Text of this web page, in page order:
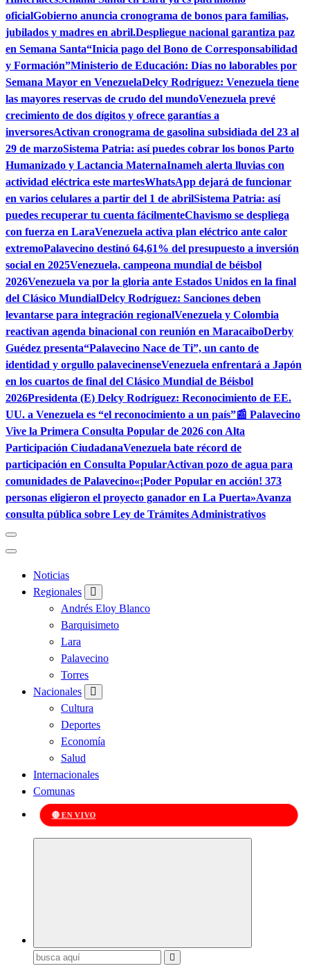
oficialGobierno anuncia cronograma de bonos para familias,
jubilados y madres en abril.Despliegue nacional garantiza paz
en Semana Santa“Inicia pago del Bono de Corresponsabilidad
y Formación”Ministerio de Educación: Días no laborables por
Semana Mayor en VenezuelaDelcy Rodríguez: Venezuela tiene
las mayores reservas de crudo del mundoVenezuela prevé
crecimiento de dos dígitos y ofrece garantías a
inversoresActivan cronograma de gasolina subsidiada del 23 al
29 de marzoSistema Patria: así puedes cobrar los bonos Parto
Humanizado y Lactancia MaternaInameh alerta lluvias con
actividad eléctrica este martesWhatsApp dejará de funcionar
en varios celulares a partir del 1 de abrilSistema Patria: así
puedes recuperar tu cuenta fácilmenteChavismo se despliega
con fuerza en LaraVenezuela activa plan eléctrico ante calor
extremoPalavecino destinó 64,61% del presupuesto a inversión
social en 2025Venezuela, campeona mundial de béisbol
2026Venezuela va por la gloria ante Estados Unidos en la final
del Clásico MundialDelcy Rodríguez: Sanciones deben
levantarse para integración regionalVenezuela y Colombia
reactivan agenda binacional con reunión en MaracaiboDerby
Guédez presenta“Palavecino Nace de Ti”, un canto de
identidad y orgullo palavecinenseVenezuela enfrentará a Japón
en los cuartos de final del Clásico Mundial de Béisbol
2026Presidenta (E) Delcy Rodríguez: Reconocimiento de EE.
UU. a Venezuela es “el reconocimiento a un país”📰 Palavecino
Vive la Primera Consulta Popular de 2026 con Alta
Participación CiudadanaVenezuela bate récord de
participación en Consulta PopularActivan pozo de agua para
comunidades de Palavecino«¡Poder Popular en acción! 373
personas eligieron el proyecto ganador en La Puerta»Avanza
consulta pública sobre Ley de Trámites Administrativos
Noticias
Regionales
Andrés Eloy Blanco
Barquisimeto
Lara
Palavecino
Torres
Nacionales
Cultura
Deportes
Economía
Salud
Internacionales
Comunas
🔴 EN VIVO
Buscar: